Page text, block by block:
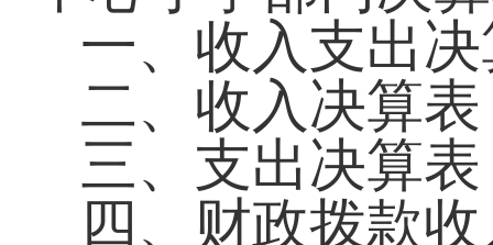
一、 收入支出
二、收入决算表
三、支出决算表
四、 财政拨款